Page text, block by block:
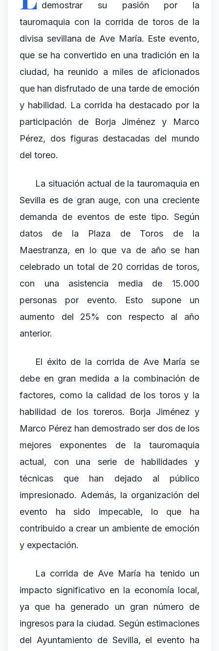
demostrar su pasión por la
tauromaquia con la corrida de toros de la
divisa sevillana de Ave María. Este evento,
que se ha convertido en una tradición en la
ciudad, ha reunido a miles de aficionados
que han disfrutado de una tarde de emoción
y habilidad. La corrida ha destacado por la
participación de Borja Jiménez y Marco
Pérez, dos figuras destacadas del mundo
del toreo.
La situación actual de la tauromaquia en
Sevilla es de gran auge, con una creciente
demanda de eventos de este tipo. Según
datos de la Plaza de Toros de la
Maestranza, en lo que va de año se han
celebrado un total de 20 corridas de toros,
con una asistencia media de 15.000
personas por evento. Esto supone un
aumento del 25% con respecto al año
anterior.
El éxito de la corrida de Ave María se
debe en gran medida a la combinación de
factores, como la calidad de los toros y la
habilidad de los toreros. Borja Jiménez y
Marco Pérez han demostrado ser dos de los
mejores exponentes de la tauromaquia
actual, con una serie de habilidades y
técnicas que han dejado al público
impresionado. Además, la organización del
evento ha sido impecable, lo que ha
contribuido a crear un ambiente de emoción
y expectación.
La corrida de Ave María ha tenido un
impacto significativo en la economía local,
ya que ha generado un gran número de
ingresos para la ciudad. Según estimaciones
del Ayuntamiento de Sevilla, el evento ha